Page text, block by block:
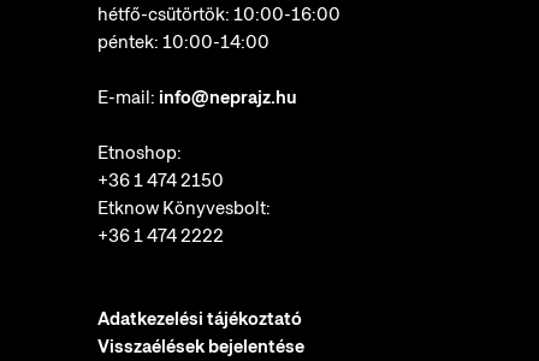
hétfő-csütörtök: 10:00-16:00
péntek: 10:00-14:00
E-mail: info@neprajz.hu
Etnoshop:
+36 1 474 2150
Etknow Könyvesbolt:
+36 1 474 2222
Adatkezelési tájékoztató
Visszaélések bejelentése